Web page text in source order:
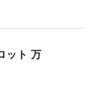
ット 万